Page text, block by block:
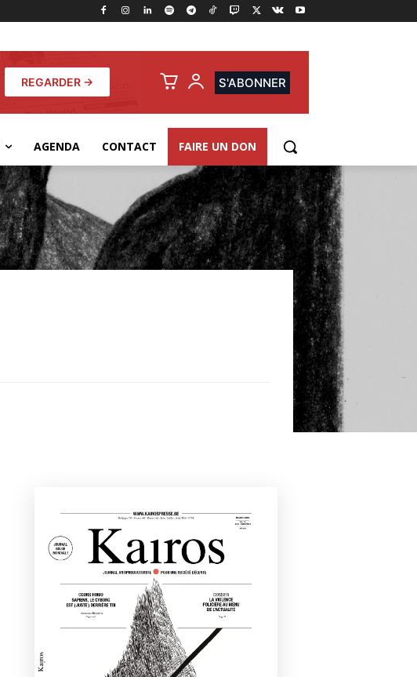
REGARDER → S'ABONNER
AGENDA CONTACT FAIRE UN DON